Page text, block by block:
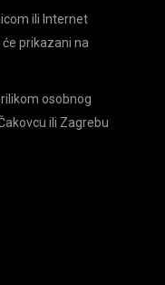
ili Internet
prikazani na
osobnog
ili Zagrebu